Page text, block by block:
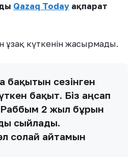
Qazaq Today ақпарат
ұзақ күткенін жасырмады.
бақытын сезінген
бақыт. Біз аңсап
Раббым 2 жыл бұрын
сыйлады.
солай айтамын